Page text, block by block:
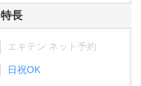
特長
エキテン ネット予約
日祝OK